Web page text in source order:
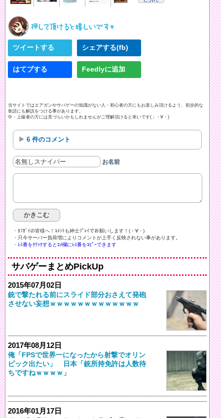
ツイートする シェアする(fb)
はてブする Feedlyに追加
当サイトではエアガンやサバゲーの知識がない人・初心者の方にもお楽しみ頂けるよう、初歩的な
単語にも解説をつける事があります。
中・上級者の方には見づらいかもしれませんがご理解頂けると幸いです(；・∀・)
6 件のコメント
お名前
・ﾀﾌｶﾞｲの皆様へ！ｺﾒﾝﾄも紳士ﾌﾟﾚｲでお願いします！(・∀・)ゞ
・只今サーバー負荷増によりコメントが上手く反映されない事があります。
・ﾚｽ番をｸﾘｯｸするとｺﾒ欄にﾚｽ番をｺﾋﾟｰできます
サバゲーまとめPickUp
2015年07月02日
銃で撃たれる前にスライド部分おさえて発砲
させない妄想ｗｗｗｗｗｗｗｗｗｗｗｗｗ
2017年08月12日
俺「FPSで世界一になったから射撃でオリン
ピック出たい」 日本「銃所持免許は人数待
ちですねｗｗｗｗ」
2016年01月17日